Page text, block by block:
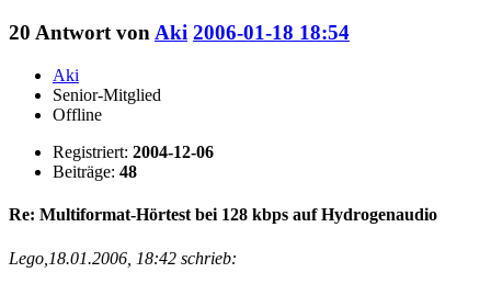
20 Antwort vonAki 2006-01-18 18:54
Aki
Senior-Mitglied
Offline
Registriert: 2004-12-06
Beiträge: 48
Re: Multiformat-Hörtest bei 128 kbps auf Hydrogenaudio
Lego,18.01.2006, 18:42 schrieb: